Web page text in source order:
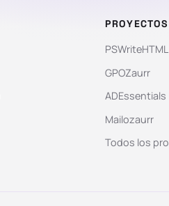
PROYECTOS
PSWriteHTML
GPOZaurr
ADEssentials
Mailozaurr
Todos los